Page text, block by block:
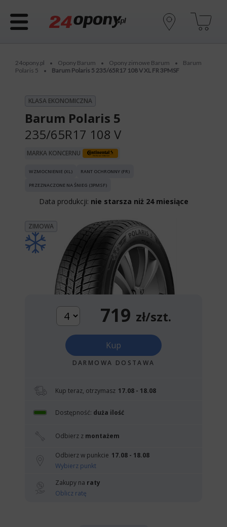
24opony.pl • Opony Barum • Opony zimowe Barum •
Barum
Polaris 5
• Barum Polaris 5 235/65R17 108 V XL FR 3PMSF
KLASA EKONOMICZNA
Barum Polaris 5
235/65R17 108 V
MARKA KONCERNU
WZMOCNIENIE (XL) RANT OCHRONNY (FR)
PRZEZNACZONE NA ŚNIEG (3PMSF)
Data produkcji: nie starsza niż 24 miesiące
ZIMOWA
719 zł/szt.
Kup
DARMOWA DOSTAWA
Kup teraz, otrzymasz 17.08 - 18.08
Dostępność: duża ilość
Odbierz z montażem
Odbierz w punkcie 17.08 - 18.08
Wybierz punkt
Zakupy na raty
Oblicz ratę